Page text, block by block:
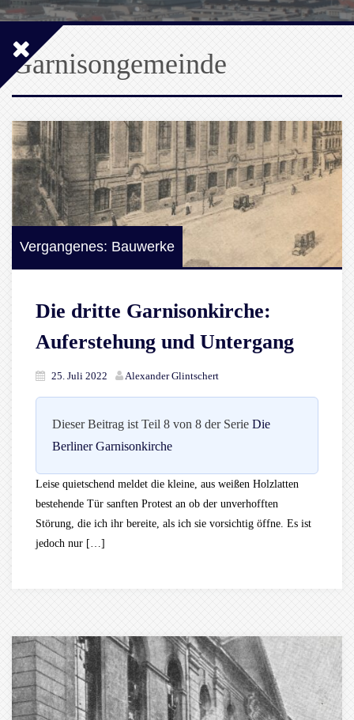
Garnisongemeinde
Vergangenes: Bauwerke
Die dritte Garnisonkirche:
Auferstehung und Untergang
25. Juli 2022 Alexander Glintschert
Dieser Beitrag ist Teil 8 von 8 der Serie Die
Berliner Garnisonkirche
Leise quietschend meldet die kleine, aus weißen Holzlatten
bestehende Tür sanften Protest an ob der unverhofften
Störung, die ich ihr bereite, als ich sie vorsichtig öffne. Es ist
jedoch nur […]